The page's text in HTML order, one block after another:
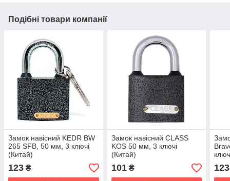
Подібні товари компанії
Замок навісний KEDR BW
265 SFB, 50 мм, 3 ключі
(Китай)
123 ₴
Замок навісний CLASS
KOS 50 мм, 3 ключі
(Китай)
101₴ 123